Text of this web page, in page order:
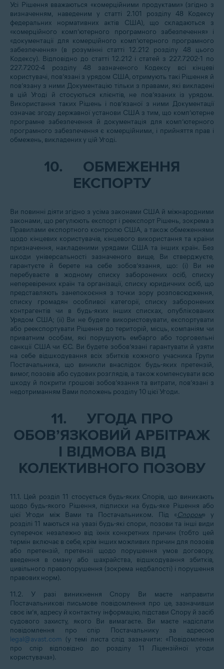
Усі Рішення вважаються «комерційними продуктами» (згідно з
визначенням, наведеним у статті 2.101 розділу 48 Кодексу
федеральних нормативних актів США), що складаються з
«комерційного комп’ютерного програмного забезпечення» і
«документації для комерційного комп’ютерного програмного
забезпечення» (в розумінні статті 12.212 розділу 48 цього
Кодексу). Відповідно до статті 12.212 і статей з 227.7202-1 по
227.7202-4 розділу 48 зазначеного Кодексу всі кінцеві
користувачі, пов’язані з урядом США, отримують такі Рішення й
пов’язану з ними Документацію тільки з правами, які викладені
в цій Угоді й стосуються клієнтів, не пов’язаних із урядом.
Використання таких Рішень і пов’язаної з ними Документації
означає згоду державної установи США з тим, що комп’ютерне
програмне забезпечення й документація для комп’ютерного
програмного забезпечення є комерційними, і прийняття прав і
обмежень, викладених у цій Угоді.
10.
ОБМЕЖЕННЯ
ЕКСПОРТУ
Ви повинні діяти згідно з усіма законами США й міжнародними
законами, що регулюють експорт і реекспорт Рішень, зокрема з
Правилами експортного контролю США, а також обмеженнями
щодо кінцевих користувачів, кінцевого використання та країни
призначення, накладеними урядами США та інших країн. Без
шкоди універсальності зазначеного вище, Ви стверджуєте,
гарантуєте й берете на себе зобов’язання, що: (і) Ви не
перебуваєте в жодному списку заборонених осіб, списку
неперевірених країн та організації, списку юридичних осіб, що
представляють занепокоєння з точки зору розповсюдження,
списку громадян особливої категорії, списку заборонених
контрагентів чи в будь-яких інших списках, опублікованих
Урядом США; (ii) Ви не будете використовувати, експортувати
або реекспортувати Рішення до територій, місць, компаніям чи
приватним особам, які порушують ембарго або торговельні
санкції США чи ЄС. Ви будете зобов’язані гарантувати й узяти
на себе відшкодування всіх збитків кожного учасника Групи
Постачальника, що виникли внаслідок будь-яких претензій,
вимог, позовів або судових розглядів, а також компенсувати всю
шкоду й покрити грошові зобов’язання та витрати, пов’язані з
недотриманням Вами положень розділу 10 цієї Угоди.
11.
УГОДА ПРО
ОБОВ’ЯЗКОВИЙ АРБІТРАЖ
І ВІДМОВА ВІД
КОЛЕКТИВНОГО ПОЗОВУ
11.1. Цей розділ 11 стосується будь-яких Спорів, що виникають
щодо будь-якого Рішення, підписки на будь-яке Рішення або
цієї Угоди між Вами та Постачальником. Під «Спором» у
розділі 11 маються на увазі будь-які спори, позови та інші види
суперечок незалежно від їхніх конкретних причин (тобто цей
термін включає в себе, крім інших можливих причин для позовів
або претензій, претензії щодо порушення умов договору,
введення в оману або шахрайства, відшкодування збитків,
цивільного правопорушення (зокрема недбалості) і порушення
правових норм).
11.2. У разі виникнення Спору Ви маєте направити
Постачальникові письмове повідомлення про це, зазначивши
своє ім’я, адресу й контактну інформацію, підстави Спору й засіб
судового захисту, якого Ви вимагаєте. Ви маєте надіслати
повідомлення про спір Постачальнику за адресою
legal@avast.com (у темі листа слід зазначити: «Повідомлення
про спір відповідно до розділу 11 Ліцензійної угоди
користувача»).